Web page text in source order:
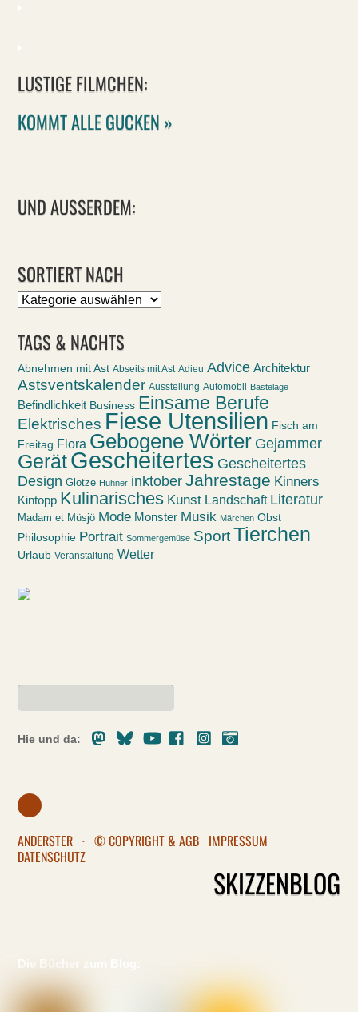
LUSTIGE FILMCHEN:
KOMMT ALLE GUCKEN »
UND AUSSERDEM:
SORTIERT NACH
Sortiert
TAGS & NACHTS
Abnehmen mit Ast Abseits mit Ast Adieu Advice Architektur
Astsventskalender Ausstellung Automobil Bastelage
Befindlichkeit Business Einsame Berufe
Elektrisches Fiese Utensilien Fisch am
Freitag Flora Gebogene Wörter Gejammer
GerätGescheitertes Gescheitertes
Design Glotze Hühner inktober Jahrestage Kinners
Kintopp Kulinarisches Kunst Landschaft Literatur
Madam et Müsjö Mode Monster Musik Märchen Obst
Philosophie Portrait Sommergemüse Sport Tierchen
Urlaub Veranstaltung Wetter
Hie und da:
MastodonBlueskyYoutubeFacebookInstagram
ANDERSTER · © COPYRIGHT & AGB IMPRESSUM
DATENSCHUTZ
SKIZZENBLOG
Die Bücher zum Blog: